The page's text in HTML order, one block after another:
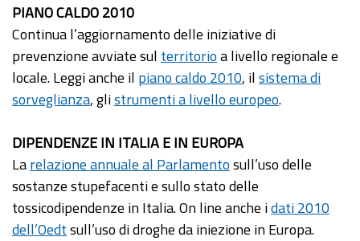
PIANO CALDO 2010
Continua l’aggiornamento delle iniziative di
prevenzione avviate sul territorioa livello regionale e
locale. Leggi anche il piano caldo 2010, ilsistema di
sorveglianza, glistrumenti a livello europeo.
DIPENDENZE IN ITALIA E IN EUROPA
Larelazione annuale al Parlamentosull’uso delle
sostanze stupefacenti e sullo stato delle
tossicodipendenze in Italia. On line anche idati 2010
dell’Oedtsull’uso di droghe da iniezione in Europa.